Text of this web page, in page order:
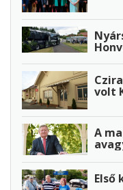
volt
A
Első